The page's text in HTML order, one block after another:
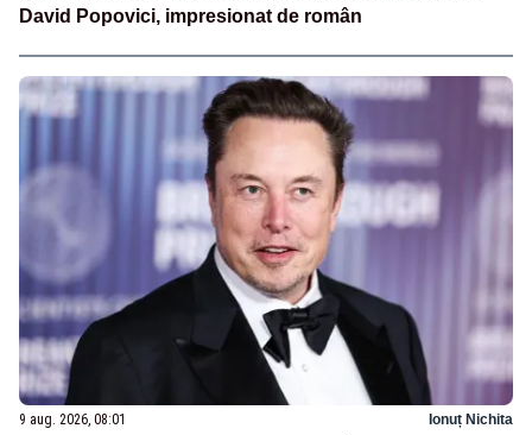
David Popovici, impresionat de român
9 aug. 2026, 08:01 Ionuț Nichita